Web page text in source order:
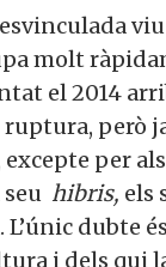
que és
correctes.
,
el
viu
vull rebre el